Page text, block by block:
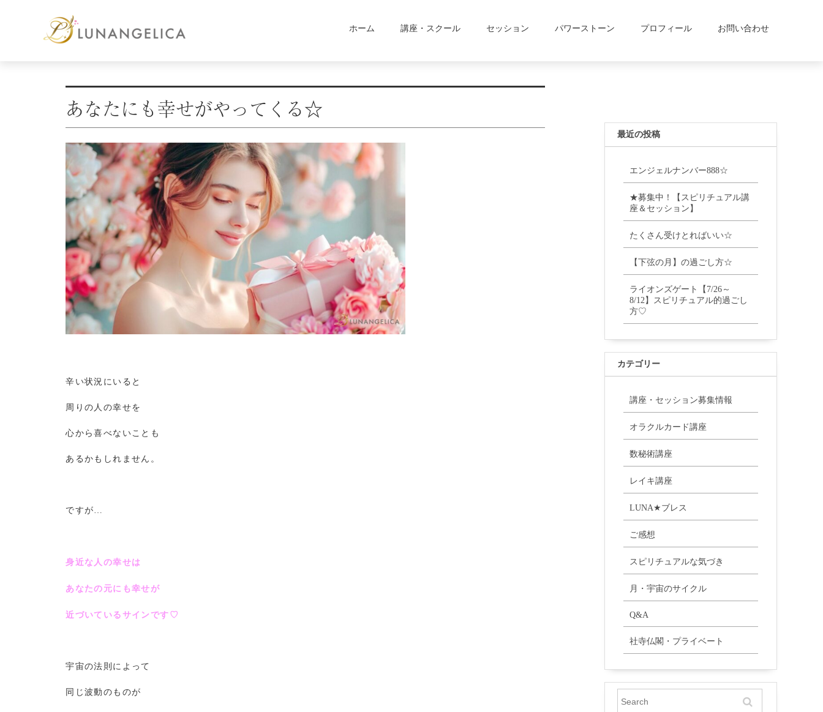
ホーム 講座・スクール セッション パワーストーン プロフィール お問い合わせ
あなたにも幸せがやってくる☆
辛い状況にいると
周りの人の幸せを
心から喜べないことも
あるかもしれません。
ですが…
身近な人の幸せは
あなたの元にも幸せが
近づいているサインです♡
宇宙の法則によって
同じ波動のものが
最近の投稿
エンジェルナンバー888☆
★募集中！【スピリチュアル講
座＆セッション】
たくさん受けとればいい☆
【下弦の月】の過ごし方☆
ライオンズゲート【7/26～
8/12】スピリチュアル的過ごし
方♡
カテゴリー
講座・セッション募集情報
オラクルカード講座
数秘術講座
レイキ講座
LUNA★ブレス
ご感想
スピリチュアルな気づき
月・宇宙のサイクル
Q&A
社寺仏閣・プライベート